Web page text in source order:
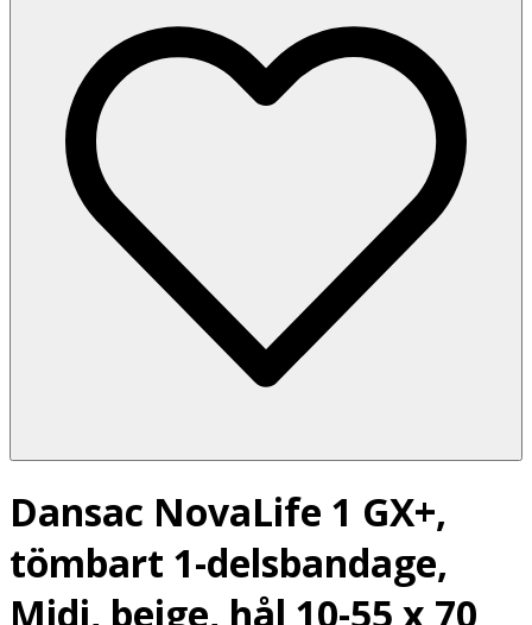
Dansac NovaLife 1 GX+,
tömbart 1-delsbandage,
Midi, beige, hål 10-55 x 70